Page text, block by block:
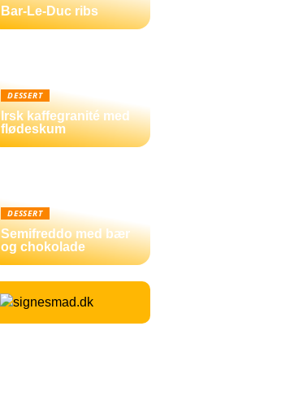
Bar-Le-Duc ribs
DESSERT
Irsk kaffegranité med
flødeskum
DESSERT
Semifreddo med bær
og chokolade